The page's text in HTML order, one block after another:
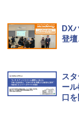
DX
登
ス
ー
口